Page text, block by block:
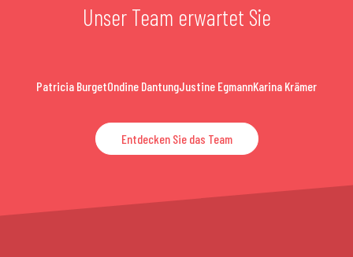
Unser Team erwartet Sie
Patricia BurgetOndine DantungJustine EgmannKarina Krämer
Entdecken Sie das Team